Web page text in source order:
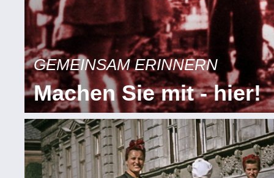
GEMEINSAM ERINNERN
Machen Sie mit - hier!